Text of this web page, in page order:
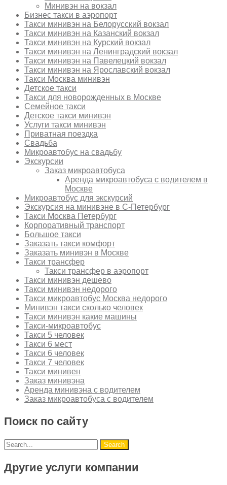
Минивэн на вокзал
Бизнес такси в аэропорт
Такси минивэн на Белорусский вокзал
Такси минивэн на Казанский вокзал
Такси минивэн на Курский вокзал
Такси минивэн на Ленинградский вокзал
Такси минивэн на Павелецкий вокзал
Такси минивэн на Ярославский вокзал
Такси Москва минивэн
Детское такси
Такси для новорожденных в Москве
Семейное такси
Детское такси минивэн
Услуги такси минивэн
Приватная поездка
Свадьба
Микроавтобус на свадьбу
Экскурсии
Заказ микроавтобуса
Аренда микроавтобуса с водителем в
Москве
Микроавтобус для экскурсий
Экскурсия на минивэне в С-Петербург
Такси Москва Петербург
Корпоративный транспорт
Большое такси
Заказать такси комфорт
Заказать минивэн в Москве
Такси трансфер
Такси трансфер в аэропорт
Такси минивэн дешево
Такси минивэн недорого
Такси микроавтобус Москва недорого
Минивэн такси сколько человек
Такси минивэн какие машины
Такси-микроавтобус
Такси 5 человек
Такси 6 мест
Такси 6 человек
Такси 7 человек
Такси минивен
Заказ минивэна
Аренда минивэна с водителем
Заказ микроавтобуса с водителем
Поиск по сайту
Другие услуги компании